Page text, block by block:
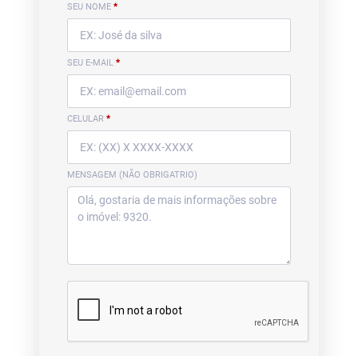
SEU NOME *
SEU E-MAIL *
CELULAR *
MENSAGEM (NÃO OBRIGATRIO)